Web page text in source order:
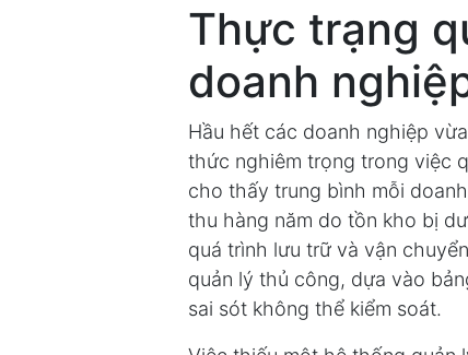
Thực trạng
doanh
Hầu hết các doanh nghiệp
thức nghiêm trọng trong việc
cho thấy trung bình mỗi
thu hàng năm do tồn kho bị
quá trình lưu trữ và vận
quản lý thủ công, dựa vào
sai sót không thể kiểm soát.